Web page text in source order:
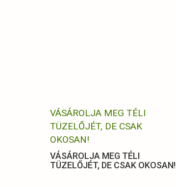
VÁSÁROLJA MEG TÉLI
TÜZELŐJÉT, DE CSAK
OKOSAN!
VÁSÁROLJA MEG TÉLI
TÜZELŐJÉT, DE CSAK OKOSAN!